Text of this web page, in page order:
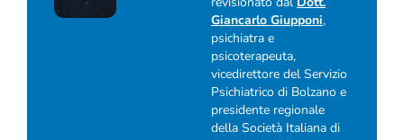
Giancarlo Giupponi,
psichiatra e
psicoterapeuta,
vicedirettore del Servizio
Psichiatrico di Bolzano e
presidente regionale
della Società Italiana di